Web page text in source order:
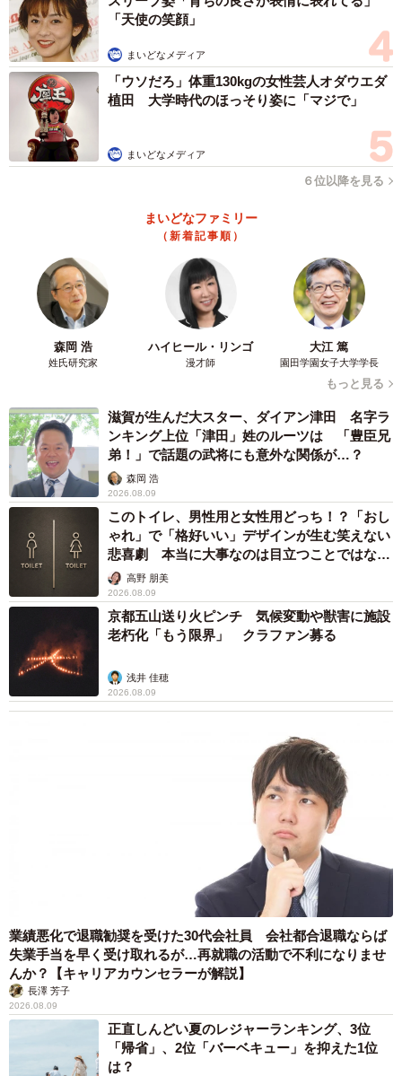
「天使の笑顔」
まいどなメディア
「ウソだろ」体重130kgの女性芸人オダウエダ
植田 大学時代のほっそり姿に「マジで」
まいどなメディア
６位以降を見る
まいどなファミリー
（新着記事順）
森岡 浩
姓氏研究家
ハイヒール・リンゴ
漫才師
大江 篤
園田学園女子大学学長
もっと見る
滋賀が生んだ大スター、ダイアン津田 名字ラ
ンキング上位「津田」姓のルーツは 「豊臣兄
弟！」で話題の武将にも意外な関係が…？
森岡 浩
2026.08.09
このトイレ、男性用と女性用どっち！？「おし
ゃれ」で「格好いい」デザインが生む笑えない
悲喜劇 本当に大事なのは目立つことではな
く…高野 朋美
2026.08.09
京都五山送り火ピンチ 気候変動や獣害に施設
老朽化「もう限界」 クラファン募る
浅井 佳穂
2026.08.09
業績悪化で退職勧奨を受けた30代会社員 会社都合退職ならば
失業手当を早く受け取れるが…再就職の活動で不利になりませ
んか？【キャリアカウンセラーが解説】
長澤 芳子
2026.08.09
正直しんどい夏のレジャーランキング、3位
「帰省」、2位「バーベキュー」を抑えた1位
は？